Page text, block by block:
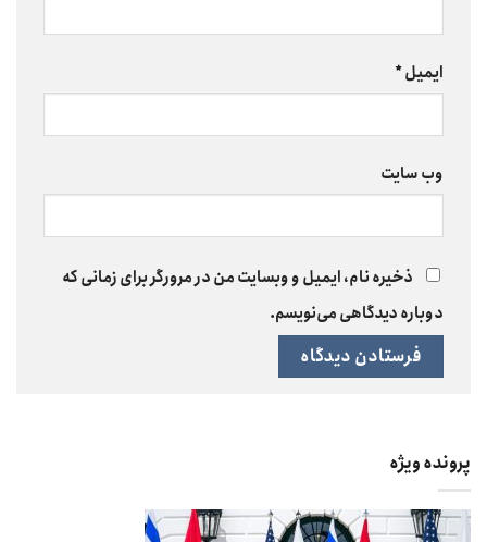
ایمیل*
وب‌ سایت
ذخیره نام، ایمیل و وبسایت من در مرورگر برای زمانی که
دوباره دیدگاهی می‌نویسم.
پرونده ویژه